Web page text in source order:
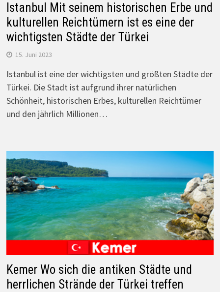
Istanbul Mit seinem historischen Erbe und
kulturellen Reichtümern ist es eine der
wichtigsten Städte der Türkei
15. Juni 2023
Istanbul ist eine der wichtigsten und größten Städte der
Türkei. Die Stadt ist aufgrund ihrer natürlichen
Schönheit, historischen Erbes, kulturellen Reichtümer
und den jährlich Millionen…
Kemer Wo sich die antiken Städte und
herrlichen Strände der Türkei treffen